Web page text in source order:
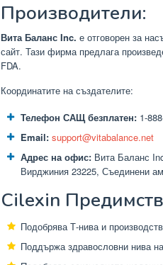
Производители:
Вита Баланс Inc. е отговорен за
сайт. Тази фирма предлага
FDA.
Координатите на създателите:
Телефон САЩ безплатен: 1-
Email: support@vitabalance.net
Адрес на офис: Вита Баланс
Вирджиния 23225, Съединени
Cilexin
Подобрява Т-нива и
Поддържа здравословни нива